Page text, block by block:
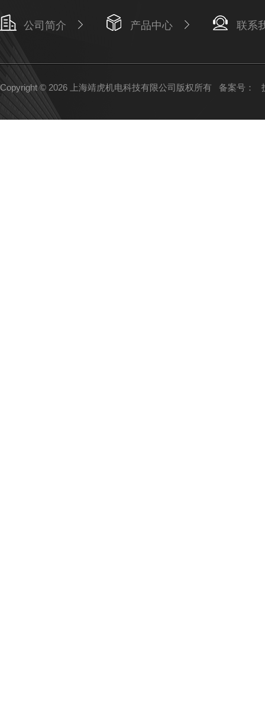
公司简介 产品中心 联系
Copyright © 2026 上海靖虎机电科技有限公司版权所有 备案号：